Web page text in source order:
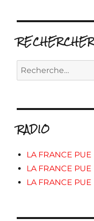
RECHERCHER
Recherche
pour :
RADIO
LA FRANCE
LA FRANCE
LA FRANCE